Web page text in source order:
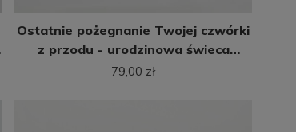
Ostatnie pożegnanie Twojej czwórki
z przodu - urodzinowa świeca
sojowa (250 ml)
79,00 zł